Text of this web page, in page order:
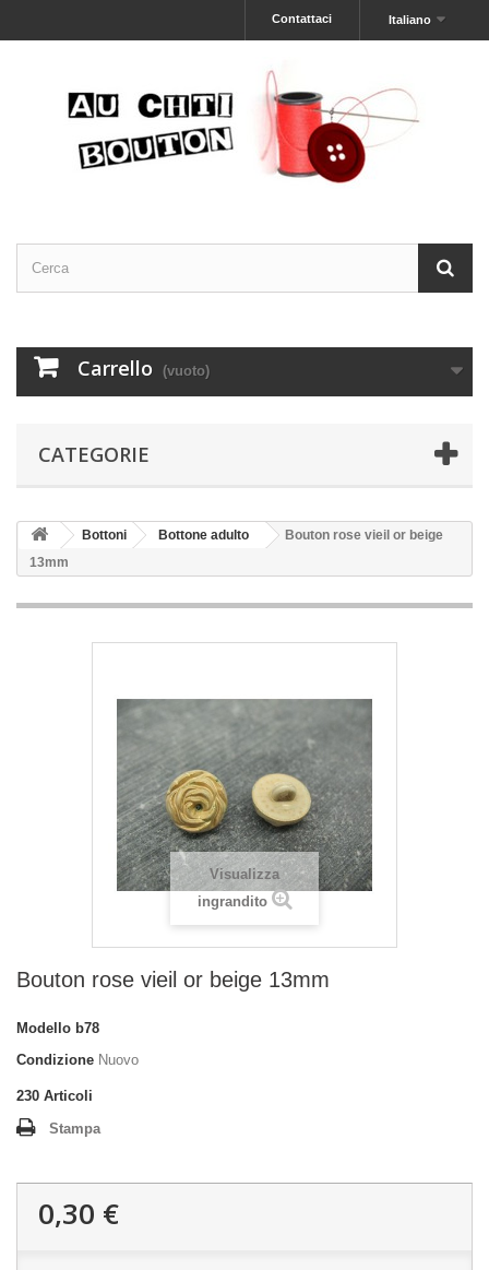
Italiano
Contattaci
Carrello (vuoto)
CATEGORIE
Bottoni Bottone adulto
Bouton rose vieil or beige
13mm
Visualizza
ingrandito
Bouton rose vieil or beige 13mm
Modello b78
Condizione Nuovo
230 Articoli
Stampa
0,30 €